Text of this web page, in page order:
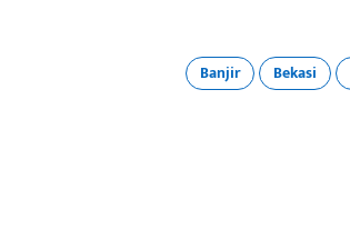
Banjir Bekasi